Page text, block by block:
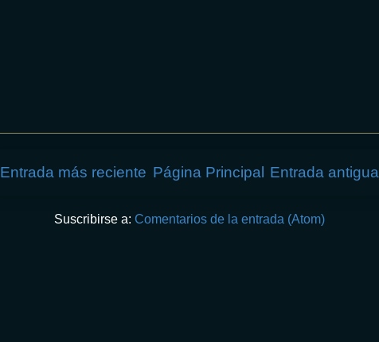
Entrada más reciente Entrada antigua
Página Principal
Suscribirse a: Comentarios de la entrada (Atom)